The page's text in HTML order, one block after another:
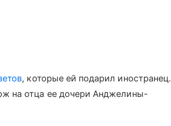
, которые ей подарил иностранец.
на отца ее дочери Анджелины-